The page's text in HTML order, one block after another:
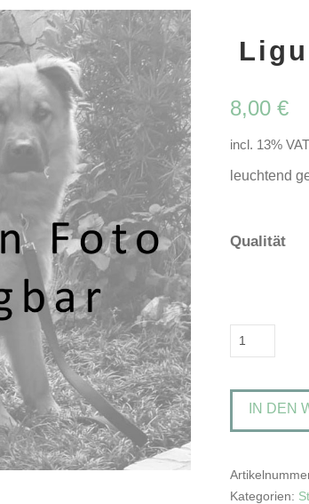
8,00 €
incl. 13% VAT
leuchtend
Qualität
Ligularia
'Little
Golden
IN DEN
Kategorien: